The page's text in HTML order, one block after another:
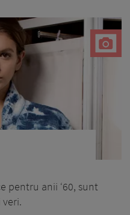
pentru anii ‘60, sunt